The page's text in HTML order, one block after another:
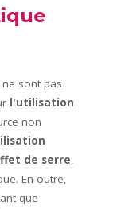
sont pas
l'utilisation
non
de serre,
En outre,
que